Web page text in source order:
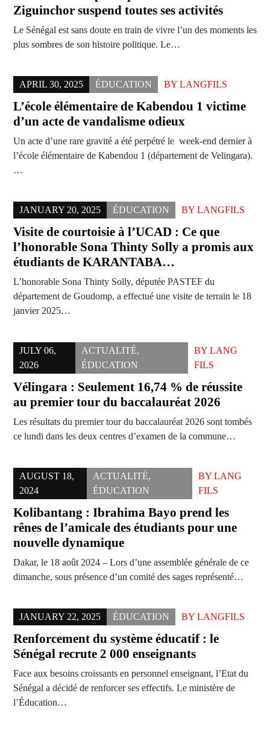
Ziguinchor suspend toutes ses activités
Le Sénégal est sans doute en train de vivre l’un des moments les
plus sombres de son histoire politique. Le…
APRIL 30, 2025 ÉDUCATION BY LANGFILS
L’école élémentaire de Kabendou 1 victime
d’un acte de vandalisme odieux
Un acte d’une rare gravité a été perpétré le week-end dernier à
l’école élémentaire de Kabendou 1 (département de Velingara).
…
JANUARY 20, 2025 ÉDUCATION BY LANGFILS
Visite de courtoisie à l’UCAD : Ce que
l’honorable Sona Thinty Solly a promis aux
étudiants de KARANTABA…
L’honorable Sona Thinty Solly, députée PASTEF du
département de Goudomp, a effectué une visite de terrain le 18
janvier 2025…
JULY 06,
2026
ACTUALITÉ,
ÉDUCATION
BYLANG
FILS
Vélingara : Seulement 16,74 % de réussite
au premier tour du baccalauréat 2026
Les résultats du premier tour du baccalauréat 2026 sont tombés
ce lundi dans les deux centres d’examen de la commune…
AUGUST 18,
2024
ACTUALITÉ,
ÉDUCATION
BY LANG
FILS
Kolibantang : Ibrahima Bayo prend les
rênes de l’amicale des étudiants pour une
nouvelle dynamique
Dakar, le 18 août 2024 – Lors d’une assemblée générale de ce
dimanche, sous présence d’un comité des sages représenté…
JANUARY 22, 2025 ÉDUCATION BY LANGFILS
Renforcement du système éducatif : le
Sénégal recrute 2 000 enseignants
Face aux besoins croissants en personnel enseignant, l’Etat du
Sénégal a décidé de renforcer ses effectifs. Le ministère de
l’Éducation…